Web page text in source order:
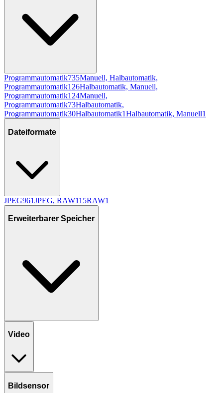
Programmautomatik735Manuell, Halbautomatik,
Programmautomatik126Halbautomatik, Manuell,
Programmautomatik124Manuell,
Programmautomatik73Halbautomatik,
Programmautomatik30Halbautomatik1Halbautomatik, Manuell1
Dateiformate
JPEG961JPEG, RAW115RAW1
Erweiterbarer Speicher
Video
Bildsensor